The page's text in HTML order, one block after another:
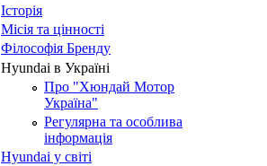
Історія
Місія та цінності
Філософія Бренду
Hyundai в Україні
Про "Хюндай Мотор
Україна"
Регулярна та особлива
інформація
Hyundai у світі